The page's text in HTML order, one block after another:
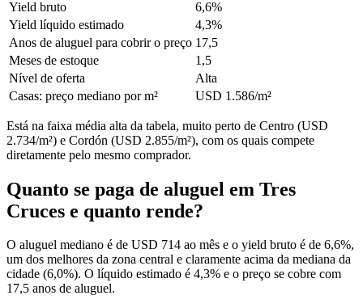
Yield bruto
6,6%
Yield líquido estimado
4,3%
Anos de aluguel para cobrir o preço 17,5
Meses de estoque
1,5
Nível de oferta
Alta
Casas: preço mediano por m²
USD 1.586/m²
Está na faixa média alta da tabela, muito perto de Centro (USD
2.734/m²) e Cordón (USD 2.855/m²), com os quais compete
diretamente pelo mesmo comprador.
Quanto se paga de aluguel em Tres
Cruces e quanto rende?
O aluguel mediano é de USD 714 ao mês e o yield bruto é de 6,6%,
um dos melhores da zona central e claramente acima da mediana da
cidade (6,0%). O líquido estimado é 4,3% e o preço se cobre com
17,5 anos de aluguel.